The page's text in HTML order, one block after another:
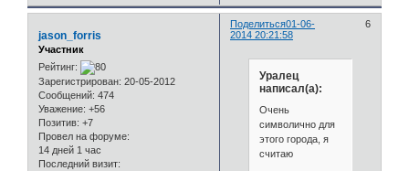
Поделиться 6
01-06-
2014 20:21:58
jason_forris
Участник
Рейтинг:
Зарегистрирован: 20-05-2012
Сообщений: 474
Уважение: +56
Позитив: +7
Провел на форуме:
14 дней 1 час
Последний визит:
Уралец
написал(а):
Очень
символично для
этого города, я
считаю